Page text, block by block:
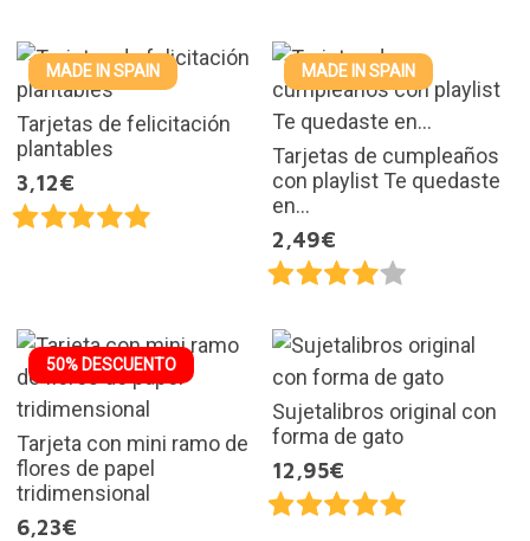
MADE IN SPAIN
Tarjetas de felicitación
plantables
3,12€
MADE IN SPAIN
Tarjetas de cumpleaños
con playlist Te quedaste
en...
2,49€
50% DESCUENTO
Tarjeta con mini ramo de
flores de papel
tridimensional
6,23€
Sujetalibros original con
forma de gato
12,95€